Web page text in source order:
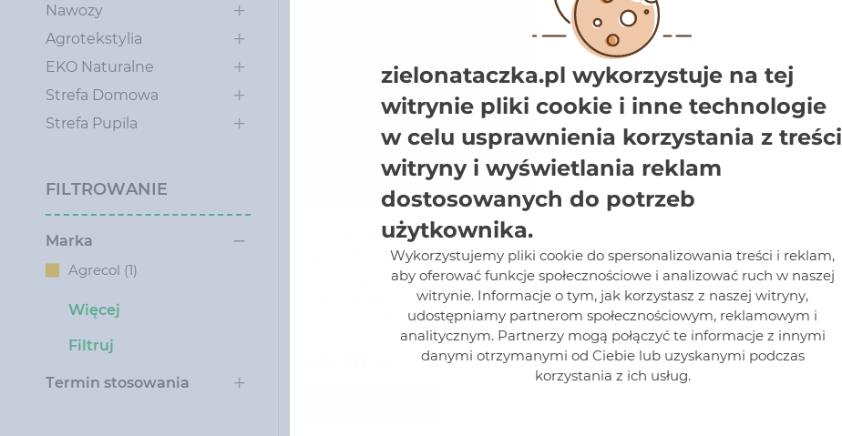
Nawozy
Agrotekstylia
EKO Naturalne
Strefa Domowa
Strefa Pupila
FILTROWANIE
Marka
Agrecol (1)
Więcej
Filtruj
Termin stosowania
NAWÓZ JESIENNY DO
IGLAKÓW ORAZ INNYCH
DRZEW I KRZEWÓW
OZDOBNYCH AGRECOL
HORTIFOSKA 3 KG
Nawóz jesienny do iglaków oraz
innych drzew i krzewów ozdobnych
Agrecol Hortifoska 3 kg Doskonale
sprawdza się również w uprawach
ozdobnych drzew i krzewów
zielonataczka.pl wykorzystuje na tej
witrynie pliki cookie i inne technologie
w celu usprawnienia korzystania z treści
witryny i wyświetlania reklam
dostosowanych do potrzeb
użytkownika.
Wykorzystujemy pliki cookie do spersonalizowania treści i reklam,
aby oferować funkcje społecznościowe i analizować ruch w naszej
witrynie. Informacje o tym, jak korzystasz z naszej witryny,
udostępniamy partnerom społecznościowym, reklamowym i
analitycznym. Partnerzy mogą połączyć te informacje z innymi
danymi otrzymanymi od Ciebie lub uzyskanymi podczas
korzystania z ich usług.